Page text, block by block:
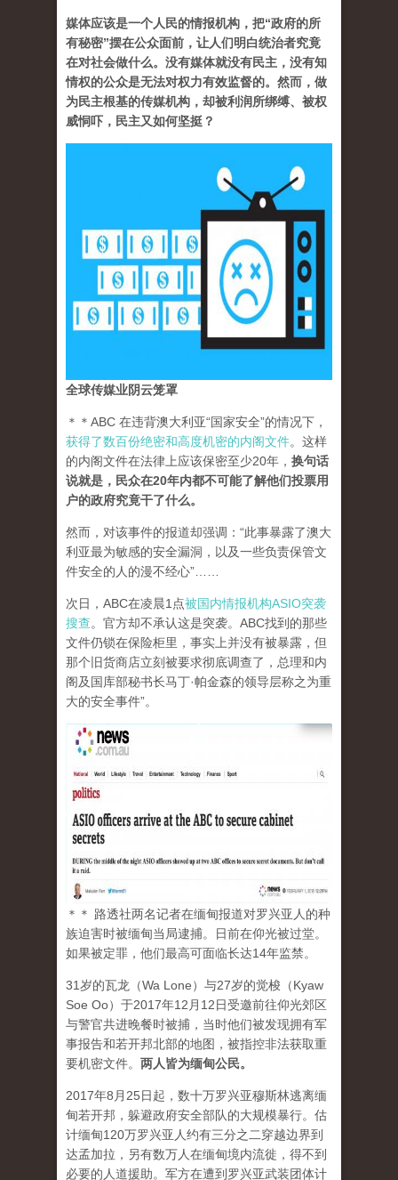
媒体应该是一个人民的情报机构，把“政府的所
有秘密”摆在公众面前，让人们明白统治者究竟
在对社会做什么。没有媒体就没有民主，没有知
情权的公众是无法对权力有效监督的。然而，做
为民主根基的传媒机构，却被利润所绑缚、被权
威恫吓，民主又如何坚挺？
全球传媒业阴云笼罩
＊＊ABC 在违背澳大利亚“国家安全”的情况下，
获得了数百份绝密和高度机密的内阁文件。这样
的内阁文件在法律上应该保密至少20年， 换句话
说就是，民众在20年内都不可能了解他们投票用
户的政府究竟干了什么。
然而，对该事件的报道却强调：“此事暴露了澳大
利亚最为敏感的安全漏洞，以及一些负责保管文
件安全的人的漫不经心”……
次日，ABC在凌晨1点被国内情报机构ASIO突袭
搜查。官方却不承认这是突袭。ABC找到的那些
文件仍锁在保险柜里，事实上并没有被暴露，但
那个旧货商店立刻被要求彻底调查了，总理和内
阁及国库部秘书长马丁·帕金森的领导层称之为重
大的安全事件”。
＊＊ 路透社两名记者在缅甸报道对罗兴亚人的种
族迫害时被缅甸当局逮捕。日前在仰光被过堂。
如果被定罪，他们最高可面临长达14年监禁。
31岁的瓦龙（Wa Lone）与27岁的觉梭（Kyaw
Soe Oo）于2017年12月12日受邀前往仰光郊区
与警官共进晚餐时被捕，当时他们被发现拥有军
事报告和若开邦北部的地图，被指控非法获取重
要机密文件。 两人皆为缅甸公民。
2017年8月25日起，数十万罗兴亚穆斯林逃离缅
甸若开邦，躲避政府安全部队的大规模暴行。估
计缅甸120万罗兴亚人约有三分之二穿越边界到
达孟加拉，另有数万人在缅甸境内流徙，得不到
必要的人道援助。军方在遭到罗兴亚武装团体计